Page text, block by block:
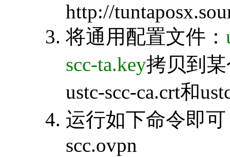
http://
将通用配置文件：
scc-ta.key拷贝到某
ustc-scc-ca.crt和
运行如下命令即可
scc.ovpn